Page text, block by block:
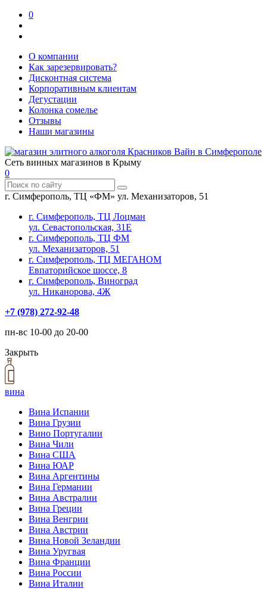
0
О компании
Как зарезервировать?
Дисконтная система
Корпоративным клиентам
Дегустации
Колонка сомелье
Отзывы
Наши магазины
Сеть винных магазинов в Крыму
0
г. Симферополь, ТЦ «ФМ» ул. Механизаторов, 51
г. Симферополь, ТЦ Лоцман
ул. Севастопольская, 31Е
г. Симферополь, ТЦ ФМ
ул. Механизаторов, 51
г. Симферополь, ТЦ МЕГАНОМ
Евпаторийское шоссе, 8
г. Симферополь, Виноград
ул. Никанорова, 4Ж
+7 (978) 272-92-48
пн-вс 10-00 до 20-00
Закрыть
вина
Вина Испании
Вина Грузии
Вино Португалии
Вина Чили
Вина США
Вина ЮАР
Вина Аргентины
Вина Германии
Вина Австралии
Вина Греции
Вина Венгрии
Вина Австрии
Вина Новой Зеландии
Вина Уругвая
Вина Франции
Вина России
Вина Италии